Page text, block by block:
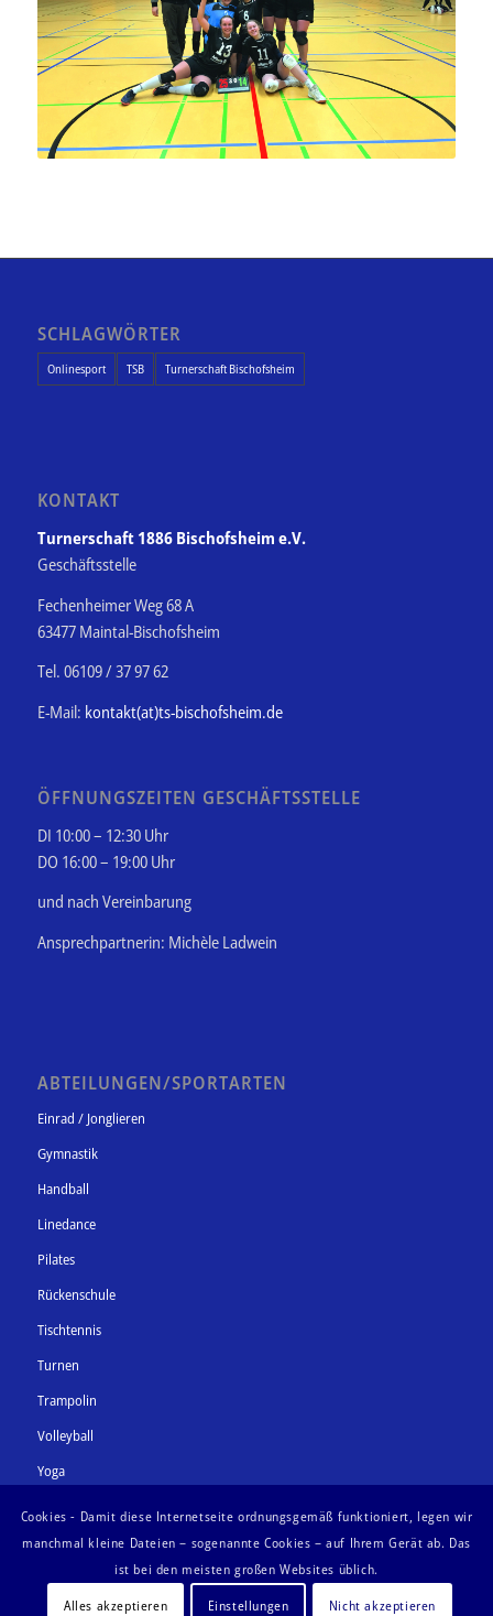
SCHLAGWÖRTER
Onlinesport TSB Turnerschaft Bischofsheim
KONTAKT
Turnerschaft 1886 Bischofsheim e.V.
Geschäftsstelle
Fechenheimer Weg 68 A
63477 Maintal-Bischofsheim
Tel. 06109 / 37 97 62
E-Mail: kontakt(at)ts-bischofsheim.de
ÖFFNUNGSZEITEN GESCHÄFTSSTELLE
DI 10:00 – 12:30 Uhr
DO 16:00 – 19:00 Uhr
und nach Vereinbarung
Ansprechpartnerin: Michèle Ladwein
ABTEILUNGEN/SPORTARTEN
Einrad / Jonglieren
Gymnastik
Handball
Linedance
Pilates
Rückenschule
Tischtennis
Turnen
Trampolin
Volleyball
Yoga
Cookies - Damit diese Internetseite ordnungsgemäß funktioniert, legen wir
manchmal kleine Dateien – sogenannte Cookies – auf Ihrem Gerät ab. Das
ist bei den meisten großen Websites üblich.
Alles akzeptieren
Einstellungen Nicht akzeptieren